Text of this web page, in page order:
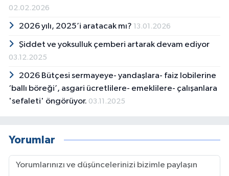
02.02.2026
2026 yılı, 2025’i aratacak mı? 13.01.2026
Şiddet ve yoksulluk çemberi artarak devam ediyor
03.12.2025
2026 Bütçesi sermayeye- yandaşlara- faiz lobilerine
‘ballı böreği’, asgari ücretlilere- emeklilere- çalışanlara
'sefaleti' öngörüyor. 03.11.2025
Yorumlar